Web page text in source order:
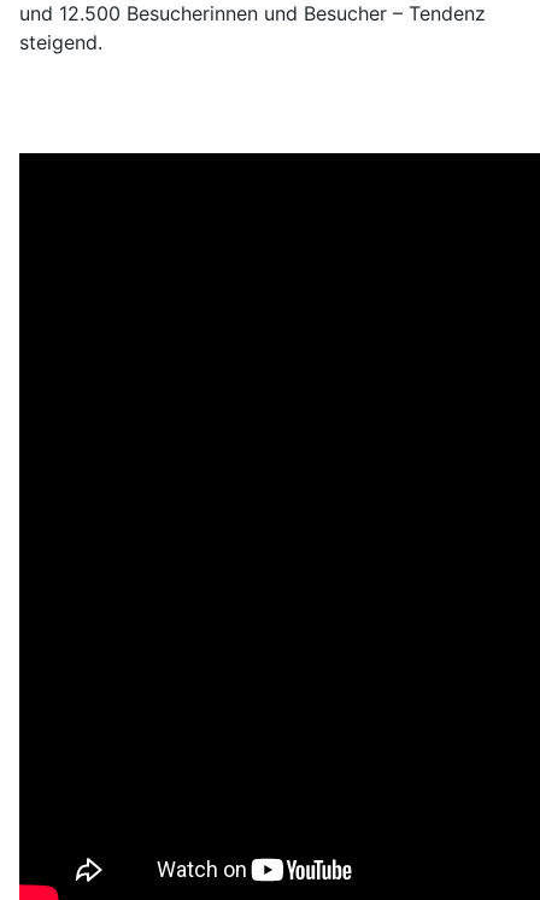
und 12.500 Besucherinnen und Besucher – Tendenz
steigend.